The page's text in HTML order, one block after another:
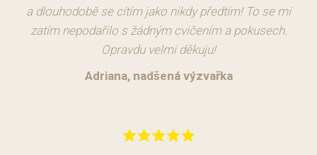
a dlouhodobě se cítím jako nikdy předtím! To se mi
zatím nepodařilo s žádným cvičením a pokusech.
Opravdu velmi děkuju!
Adriana, nadšená výzvařka